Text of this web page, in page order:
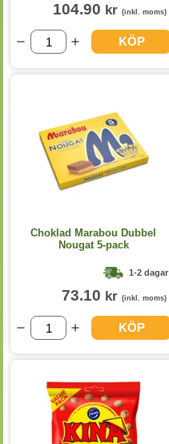
104.90 kr (inkl. moms)
KÖP
Choklad Marabou Dubbel
Nougat 5-pack
1-2 dagar
73.10 kr (inkl. moms)
KÖP